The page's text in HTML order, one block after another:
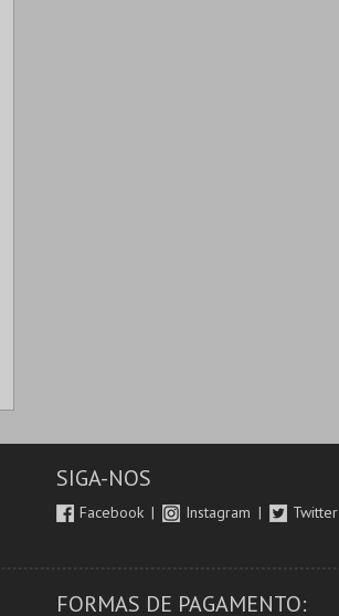
SIGA-NOS
Facebook Instagram Twitter
FORMAS DE PAGAMENTO: